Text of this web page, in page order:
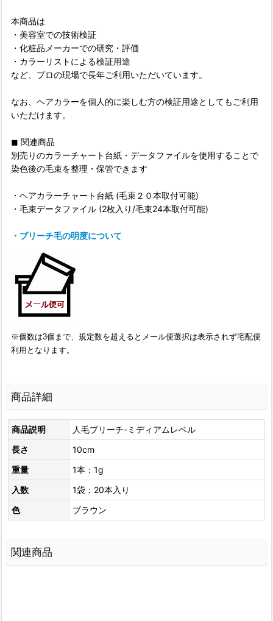
本商品は
・美容室での技術検証
・化粧品メーカーでの研究・評価
・カラーリストによる検証用途
など、プロの現場で長年ご利用いただいています。
なお、ヘアカラーを個人的に楽しむ方の検証用途としてもご利用
いただけます。
◼︎ 関連商品
別売りのカラーチャート台紙・データファイルを使用することで
染色後の毛束を整理・保管できます
・ヘアカラーチャート台紙 (毛束２０本取付可能)
・毛束データファイル (2枚入り/毛束24本取付可能)
・ブリーチ毛の明度について
※個数は3個まで、規定数を超えるとメール便選択は表示されず宅配便
利用となります。
商品詳細
商品説明
人毛ブリーチ-ミディアムレベル
長さ
10cm
重量
1本：1g
入数
1袋：20本入り
色
ブラウン
関連商品